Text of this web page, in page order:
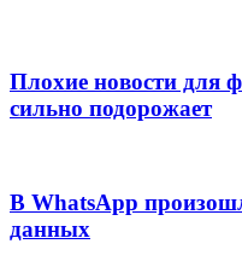
Плохие новости для
сильно подорожает
В WhatsApp
данных